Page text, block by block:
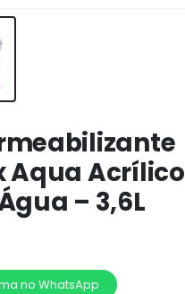
Aqua Acrílico
– 3,6L
no WhatsApp